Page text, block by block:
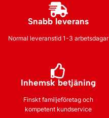
Snabb leverans
Normal leveranstid 1-3 arbetsdagar
Inhemsk betjäning
Finskt familjeföretag och
kompetent kundservice